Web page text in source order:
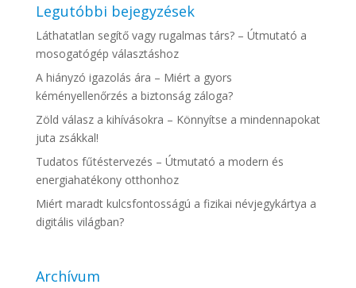
Legutóbbi bejegyzések
Láthatatlan segítő vagy rugalmas társ? – Útmutató a
mosogatógép választáshoz
A hiányzó igazolás ára – Miért a gyors
kéményellenőrzés a biztonság záloga?
Zöld válasz a kihívásokra – Könnyítse a mindennapokat
juta zsákkal!
Tudatos fűtéstervezés – Útmutató a modern és
energiahatékony otthonhoz
Miért maradt kulcsfontosságú a fizikai névjegykártya a
digitális világban?
Archívum